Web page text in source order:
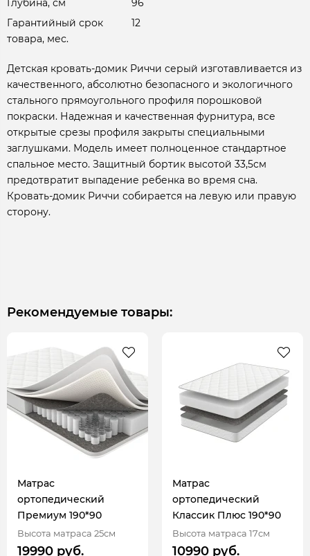
Глубина, см
96
Гарантийный срок
товара, мес.
12
Детская кровать-домик Риччи серый изготавливается из
качественного, абсолютно безопасного и экологичного
стального прямоугольного профиля порошковой
покраски. Надежная и качественная фурнитура, все
открытые срезы профиля закрыты специальными
заглушками. Модель имеет полноценное стандартное
спальное место. Защитный бортик высотой 33,5см
предотвратит выпадение ребенка во время сна.
Кровать-домик Риччи собирается на левую или правую
сторону.
Рекомендуемые товары:
Матрас
ортопедический
Премиум 190*90
Высота матраса 25см
19990 руб.
Матрас
ортопедический
Классик Плюс 190*90
Высота матраса 17см
10990 руб.